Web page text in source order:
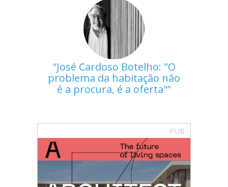
José Cardoso Botelho: "O
problema da habitação não
é a procura, é a oferta"
PUB